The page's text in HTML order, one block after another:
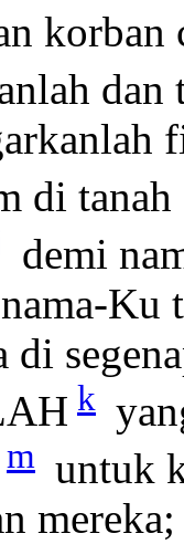
korban
dan
di
demi
Ku
di
k
m untuk